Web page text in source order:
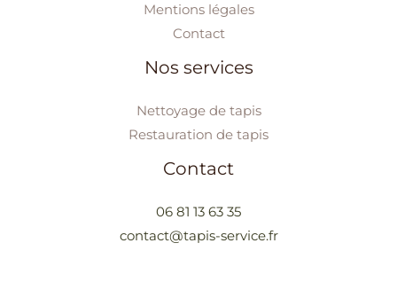
Mentions légales
Contact
Nos services
Nettoyage de tapis
Restauration de tapis
Contact
06 81 13 63 35
contact@tapis-service.fr